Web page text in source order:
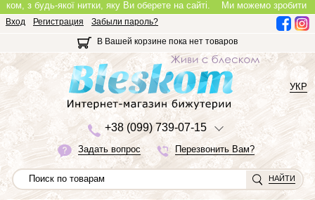
з будь-якої нитки, яку Ви оберете на сайті.Ми можемо зробити
Вход Регистрация
Забыли пароль?
В Вашей корзине пока нет товаров
+38 (099) 739-07-15
Задать вопрос Перезвонить Вам?
УКР
НАЙТИ